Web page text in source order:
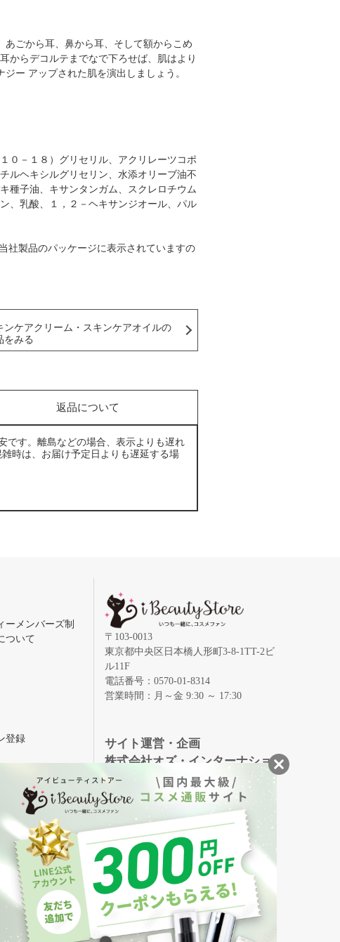
ごから耳、鼻から耳、そして額からこめ
からデコルテまでなで下ろせば、肌はより
ー アップされた肌を演出しましょう。
０－１８）グリセリル、アクリレーツコポ
ルヘキシルグリセリン、水添オリーブ油不
種子油、キサンタンガム、スクレロチウム
、乳酸、１，２－ヘキサンジオール、パル
社製品のパッケージに表示されていますの
ンケアクリーム・スキンケアオイルの
をみる
返品について
です。離島などの場合、表示よりも遅れ
時は、お届け予定日よりも遅延する場
ーメンバーズ制
ついて
登録
SNS
〒103-0013
東京都中央区日本橋人形町3-8-1TT-2ビ
ル11F
電話番号：0570-01-8314
営業時間：月～金 9:30 ～ 17:30
サイト運営・企画
株式会社オズ・インターナショ
ナル
創業150年、英国伝統の最高級猪毛ハン
ドメイドヘアブラシ
メイソンピアソン